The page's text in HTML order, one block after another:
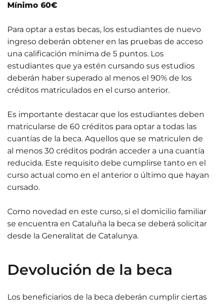
Mínimo 60€
Para optar a estas becas, los estudiantes de nuevo
ingreso deberán obtener en las pruebas de acceso
una calificación mínima de 5 puntos. Los
estudiantes que ya estén cursando sus estudios
deberán haber superado al menos el 90% de los
créditos matriculados en el curso anterior.​
Es importante destacar que los estudiantes deben
matricularse de 60 créditos para optar a todas las
cuantías de la beca. Aquellos que se matriculen de
al menos 30 créditos podrán acceder a una cuantía
reducida. Este requisito debe cumplirse tanto en el
curso actual como en el anterior o último que hayan
cursado.​
Como novedad en este curso, si el domicilio familiar
se encuentra en Cataluña la beca se deberá solicitar
desde la Generalitat de Catalunya.
Devolución de la beca
Los beneficiarios de la beca deberán cumplir ciertas